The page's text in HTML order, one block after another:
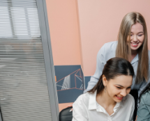
Студенческая жизнь
Сведения об
образовательной
организации